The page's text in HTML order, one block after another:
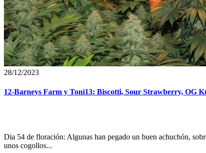
28/12/2023
12-Barneys Farm y Toni13: Biscotti, Sour Strawberry, OG
Dia 54 de floración: Algunas han pegado un buen achuchón,
unos cogollos...